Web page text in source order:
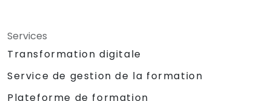
Services
Transformation digitale
Service de gestion de la formation
Plateforme de formation